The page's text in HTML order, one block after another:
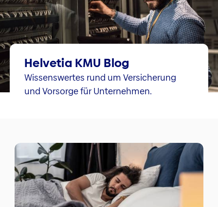
Helvetia KMU Blog
Wissenswertes rund um Versicherung
und Vorsorge für Unternehmen.